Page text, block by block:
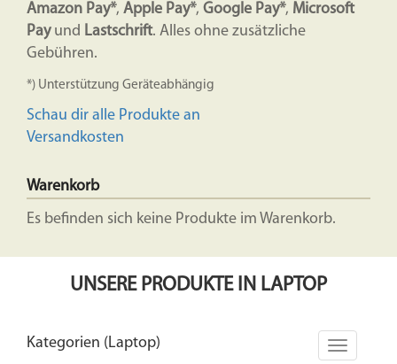
Amazon Pay*, Apple Pay*, Google Pay*, Microsoft
Payund Lastschrift. Alles ohne zusätzliche
Gebühren.
*) Unterstützung Geräteabhängig
Schau dir alle Produkte an
Versandkosten
Warenkorb
Es befinden sich keine Produkte im Warenkorb.
UNSERE PRODUKTE IN LAPTOP
Kategorien (Laptop)